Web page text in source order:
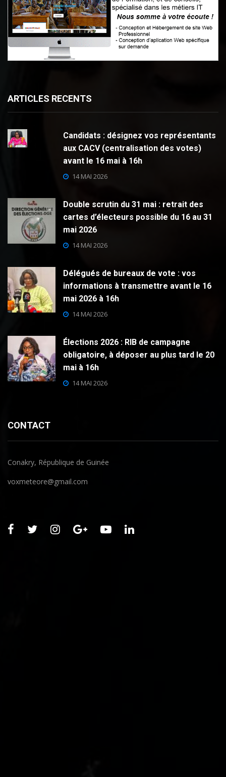
ARTICLES RECENTS
Candidats : désignez vos représentants
aux CACV (centralisation des votes)
avant le 16 mai à 16h
14 MAI 2026
Double scrutin du 31 mai : retrait des
cartes d’électeurs possible du 16 au 31
mai 2026
14 MAI 2026
Délégués de bureaux de vote : vos
informations à transmettre avant le 16
mai 2026 à 16h
14 MAI 2026
Élections 2026 : RIB de campagne
obligatoire, à déposer au plus tard le 20
mai à 16h
14 MAI 2026
CONTACT
Conakry, République de Guinée
voxmeteore@gmail.com